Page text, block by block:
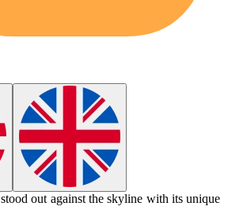
stood out against the skyline with its unique